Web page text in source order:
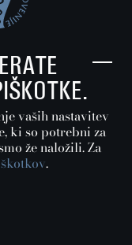
vaših nastavitev
ki so potrebni za
že naložili. Za
.